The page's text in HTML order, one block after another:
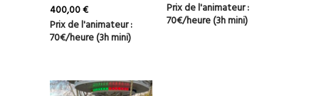
400,00€
Prix de l'animateur :
70€/heure (3h mini)
Prix de l'animateur :
70€/heure (3h mini)